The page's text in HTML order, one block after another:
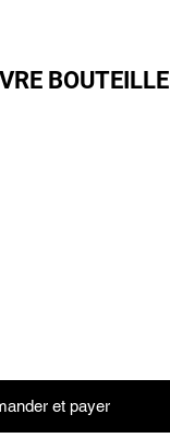
BOUTEILLE
et payer